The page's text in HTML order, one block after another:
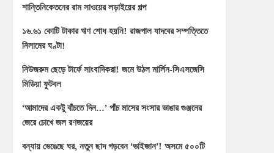
শান্তিনিকেতনের রাম সাওয়ের লড়াইয়ের গল্প
১৬.৬১ কোটি টাকার ঋণ শোধ হয়নি! রাজপাল যাদবের সম্পত্তিতে
নিলামের ঘণ্টা!
নিউজরুম ছেড়ে টার্ফে সাংবাদিকরা! জমে উঠল মার্লিন-সিএসজেসি
মিডিয়া ফুটবল
‘আমাদের একটু বাঁচতে দিন…’ পাঁচ মাসের সংসার ভাঙার গুঞ্জনের
জেরে চোখে জল রণজয়ের
বন্যায় ভেঙেছে ঘর, নতুন ছাদ গড়বেন ‘ভাইজান’! অসমে ৫০০টি